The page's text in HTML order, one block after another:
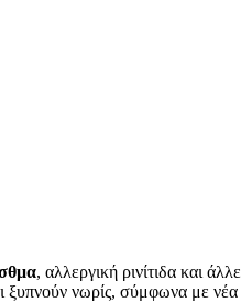
, αλλεργική ρινίτιδα και
ξυπνούν νωρίς, σύμφωνα με